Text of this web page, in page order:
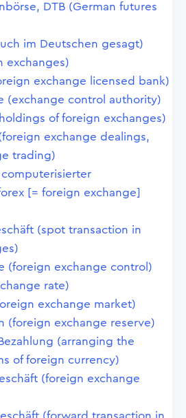
DTB (German futures
im Deutschen gesagt)
exchanges)
exchange licensed bank)
(exchange control authority)
of foreign exchanges)
exchange dealings,
trading)
[= foreign exchange]
(spot transaction in
(foreign exchange control)
rate)
exchange market)
(foreign exchange reserve)
(arranging the
of foreign currency)
(foreign exchange
(forward transaction in